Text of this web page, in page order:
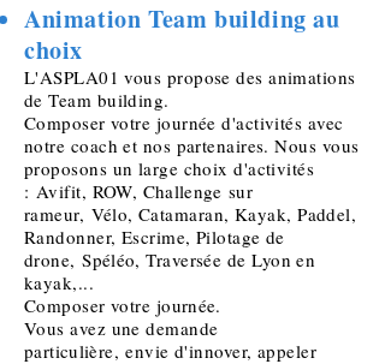
Animation Team building au
choix
L'ASPLA01 vous propose des animations
de Team building.
Composer votre journée d'activités avec
notre coach et nos partenaires. Nous vous
proposons un large choix d'activités
: Avifit, ROW, Challenge sur
rameur, Vélo, Catamaran, Kayak, Paddel,
Randonner, Escrime, Pilotage de
drone,Spéléo, Traversée de Lyon en
kayak,...
Composer votre journée.
Vous avez une demande
particulière, envie d'innover, appeler